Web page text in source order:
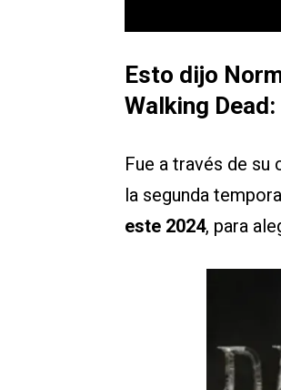
Esto dijo
Walking
Fue a través de su
la segunda
este 2024, para